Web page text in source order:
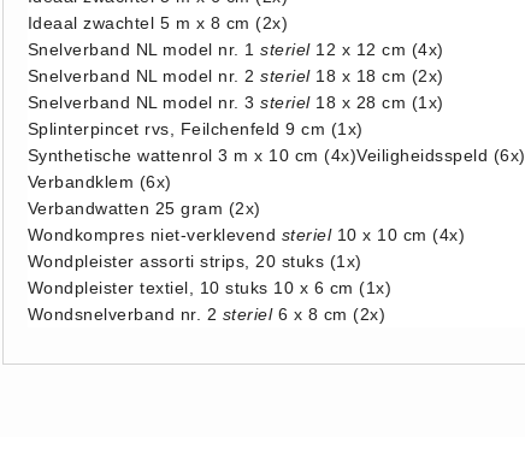
Ideaal zwachtel 5 m x 8 cm (2x)
Snelverband NL model nr. 1 steriel12 x 12 cm (4x)
Snelverband NL model nr. 2 steriel18 x 18 cm (2x)
Snelverband NL model nr. 3 steriel18 x 28 cm (1x)
Splinterpincet rvs, Feilchenfeld 9 cm (1x)
Synthetische wattenrol 3 m x 10 cm (4x)Veiligheidsspeld (6x)
Verbandklem (6x)
Verbandwatten 25 gram (2x)
Wondkompres niet-verklevend steriel10 x 10 cm (4x)
Wondpleister assorti strips, 20 stuks (1x)
Wondpleister textiel, 10 stuks 10 x 6 cm (1x)
Wondsnelverband nr. 2 steriel6 x 8 cm (2x)